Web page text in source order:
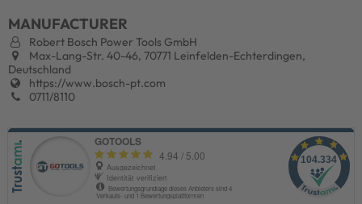
MANUFACTURER
Robert Bosch Power Tools GmbH
Max-Lang-Str. 40-46, 70771 Leinfelden-Echterdingen,
Deutschland
https://www.bosch-pt.com
0711/8110